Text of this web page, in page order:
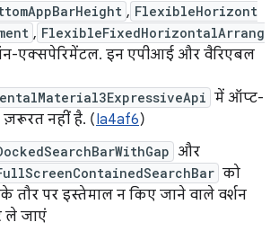
, FlexibleHorizont
, FlexibleFixedHorizontalArrang
एक्सपेरिमेंटल. इन एपीआई और वैरिएबल
में ऑप्ट-
नहीं है. (Ia4af6)
और
को
तौर पर इस्तेमाल न किए जाने वाले वर्शन
ले जाएं